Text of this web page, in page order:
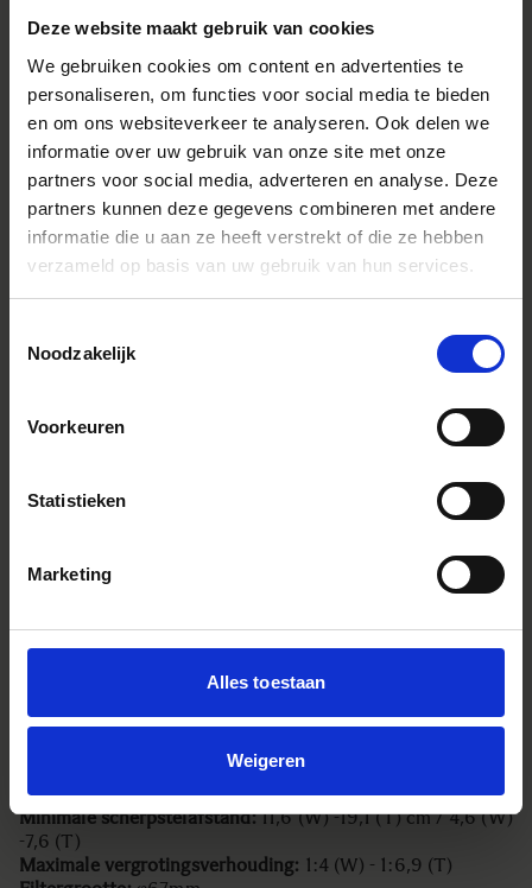
Deze website maakt gebruik van cookies
We gebruiken cookies om content en advertenties te
personaliseren, om functies voor social media te bieden
en om ons websiteverkeer te analyseren. Ook delen we
informatie over uw gebruik van onze site met onze
partners voor social media, adverteren en analyse. Deze
partners kunnen deze gegevens combineren met andere
informatie die u aan ze heeft verstrekt of die ze hebben
verzameld op basis van uw gebruik van hun services.
Noodzakelijk
Voorkeuren
Statistieken
Marketing
Alles toestaan
Weigeren
veeleisende fotograaf die graag licht op pad gaat zonder
concessies te willen doen aan de beeldkwaliteit.
Extra functies
● Lensconstructie: 13 elementen in 10 groepen (3 FLD, 1
SLD en 4 asferische elementen)
● Intern focussysteem
● Compatibel met snelle autofocus
● Stille en snelle stappenmotor
● Compatibel met lensafwijkingscorrectie
● Ondersteuning van DMF en AF+MF
● Super meerlaagse coating
verkrijgbaar / alleen voor L-Mount)
● Ontworpen om flare en ghosting te minimaliseren
meetsysteem van SIGMA
● Rond diafragma met 7 bladen
● Mount-conversieservice beschikbaar
● 100% Made in Japan
Belangrijkste specificaties
SLD en 4 asferische elementen)
Aantal diafragmalamellen:7 (afgerond diafragma)
Minimaal diafragma:F22
Minimale scherpstelafstand:11,6 (W) -19,1 (T) cm / 4,6 (W)
-7,6 (T)
Maximale vergrotingsverhouding: 1:4 (W) - 1:6,9 (T)